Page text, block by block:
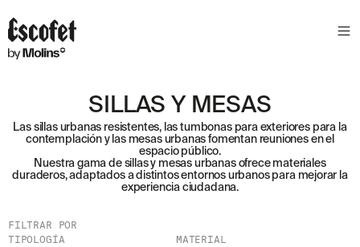
SILLAS Y MESAS
Las sillas urbanas resistentes, las tumbonas para exteriores para la
contemplación y las mesas urbanas fomentan reuniones en el
espacio público.
Nuestra gama de sillas y mesas urbanas ofrece materiales
duraderos, adaptados a distintos entornos urbanos para mejorar la
experiencia ciudadana.
FILTRAR POR
TIPOLOGÍA
MATERIAL